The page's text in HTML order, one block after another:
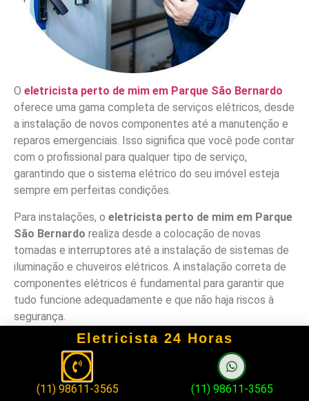
O eletricista perto de mim em Parque São Bernardo
oferece uma gama completa de serviços elétricos, desde
a instalação de novos componentes até a manutenção e
reparos emergenciais. Isso significa que você pode contar
com o profissional para qualquer tipo de serviço,
garantindo que o sistema elétrico do seu imóvel esteja
sempre em perfeitas condições.
Para instalações, o eletricista perto de mim em Parque
São Bernardo realiza desde a colocação de novas
tomadas e interruptores até a instalação de sistemas de
iluminação e chuveiros elétricos. A instalação correta de
componentes elétricos é fundamental para garantir que
tudo funcione adequadamente e que não haja riscos à
segurança.
Além disso, oeletricista perto de mim em Parque São
também é especializado em manutenções
preventivas, que ajudam a identificar possíveis falhas
antes que elas se tornem problemas maiores. Isso pode
Eletricista 24 Horas
(11) 98611-3565 (11) 98611-3565